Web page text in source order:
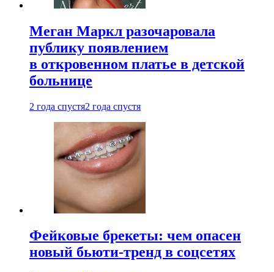
Меган Маркл разочаровала
публику появлением
в откровенном платье в детской
больнице
2 года спустя2 года спустя
Фейковые брекеты: чем опасен
новый бьюти-тренд в соцсетях